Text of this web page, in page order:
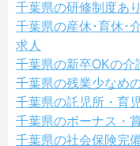
千葉県の研修制度あ
千葉県の産休･育休･
求人
千葉県の新卒OKの介
千葉県の残業少なめ
千葉県の託児所・育
千葉県のボーナス・
千葉県の社会保険完